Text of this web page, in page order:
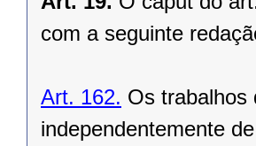
com a seguinte
Art. 162. Os trabalhos
independentemente